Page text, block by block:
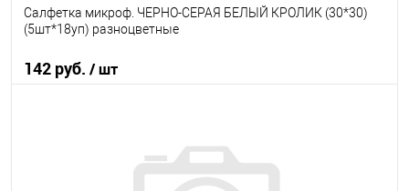
Салфетка микроф. ЧЕРНО-СЕРАЯ БЕЛЫЙ КРОЛИК (30*30)
(5шт*18уп) разноцветные
142 руб. / шт
В наличии